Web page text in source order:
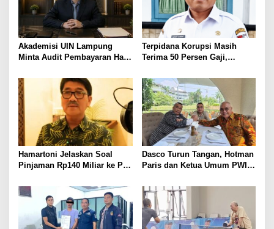
Akademisi UIN Lampung
Minta Audit Pembayaran Hak
Kepastian Hukum Tak Boleh
Berlarut
Terpidana Korupsi Masih
Terima 50 Persen Gaji,
Tunggu Keputusan BKN
Hamartoni Jelaskan Soal
Pinjaman Rp140 Miliar ke PT
Perbaikan Jalan Butuh Waktu
Bertahun-tahun
Dasco Turun Tangan, Hotman
Paris dan Ketua Umum PWI
Polemik Wartawan?